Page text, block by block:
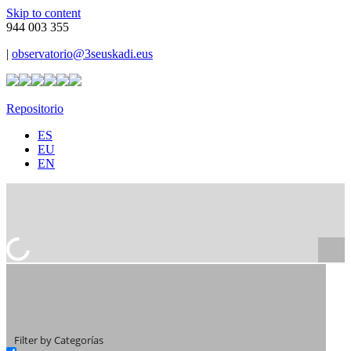
Skip to content
944 003 355
| observatorio@3seuskadi.eus
Repositorio
ES
EU
EN
Filter by Categorías